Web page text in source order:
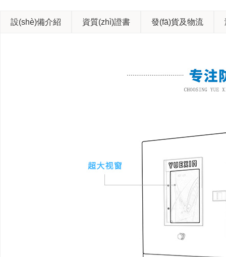
設(shè)備介紹 資質(zhì)證書 發(fā)貨及物流